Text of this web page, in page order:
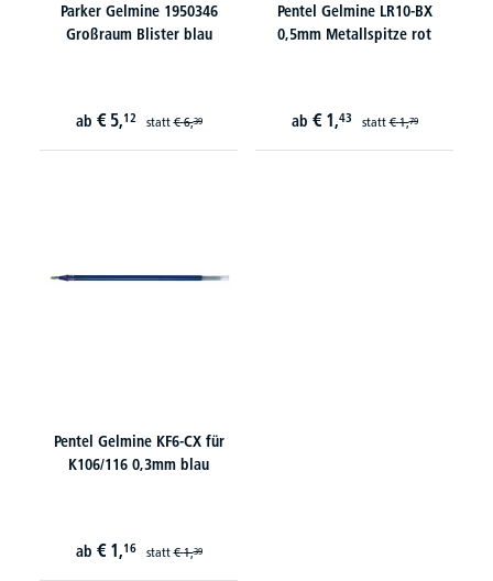
Parker Gelmine 1950346
Großraum Blister blau
ab € 5,12 statt€ 6,39
Pentel Gelmine LR10-BX
0,5mm Metallspitze rot
ab € 1,43 statt€ 1,79
Pentel Gelmine KF6-CX für
K106/116 0,3mm blau
ab € 1,16 statt€ 1,39